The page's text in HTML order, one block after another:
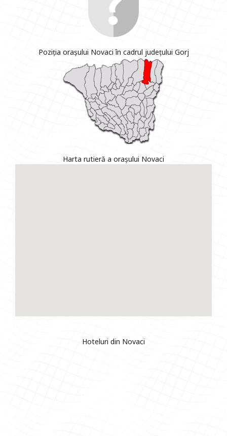
Poziția orașului Novaci în cadrul județului Gorj
Harta rutieră a orașului Novaci
Hoteluri din Novaci